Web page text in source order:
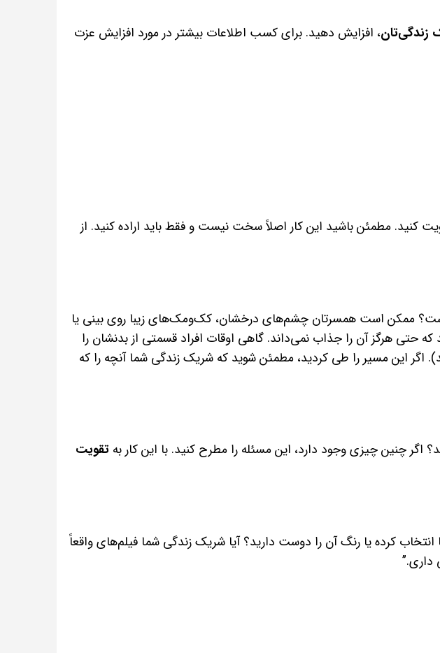
، افزایش دهید. برای کسب اطلاعات بیشتر در مورد افزایش عزت
کنید. مطمئن باشید این کار اصلاً سخت نیست و فقط باید اراده کنید. از
ممکن است همسرتان چشم‌های درخشان، کک‌ومک‌های زیبا روی بینی یا
حتی هرگز آن را جذاب نمی‌داند. گاهی اوقات افراد قسمتی از بدنشان را
اگر این مسیر را طی کردید، مطمئن شوید که شریک زندگی شما آنچه را که
چنین چیزی وجود دارد، این مسئله را مطرح کنید. با این کار به تقویت
کرده یا رنگ آن را دوست دارید؟ آیا شریک زندگی شما فیلم‌های واقعاً
داری.”